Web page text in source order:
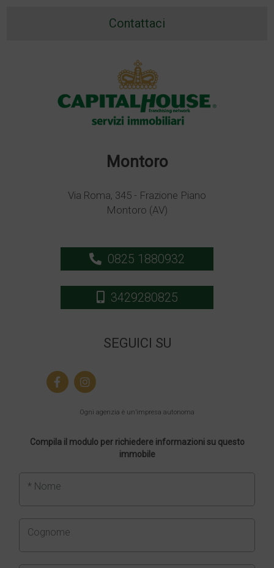
Contattaci
Montoro
Via Roma, 345 - Frazione Piano
Montoro (AV)
0825 1880932
3429280825
SEGUICI SU
Ogni agenzia è un’impresa autonoma
Compila il modulo per richiedere informazioni su questo
immobile
* Nome
Cognome